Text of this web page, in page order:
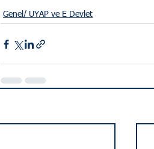
Genel/ UYAP ve E Devlet